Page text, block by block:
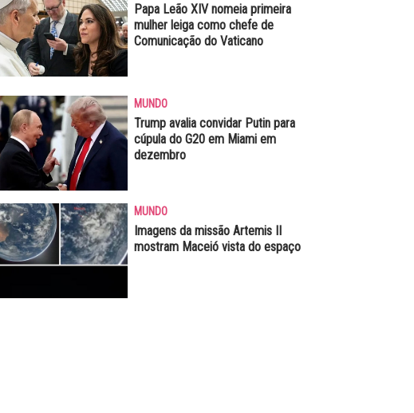
Papa Leão XIV nomeia primeira
mulher leiga como chefe de
Comunicação do Vaticano
MUNDO
Trump avalia convidar Putin para
cúpula do G20 em Miami em
dezembro
MUNDO
Imagens da missão Artemis II
mostram Maceió vista do espaço